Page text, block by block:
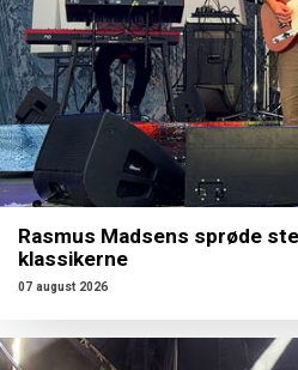
Rasmus Madsens sprøde
klassikerne
07 august 2026